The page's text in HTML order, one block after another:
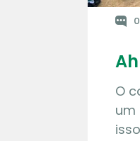
O
um